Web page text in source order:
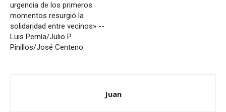
urgencia de los primeros
momentos resurgió la
solidaridad entre vecinos» --
Luis Pernía/Julio P.
Pinillos/José Centeno
Juan